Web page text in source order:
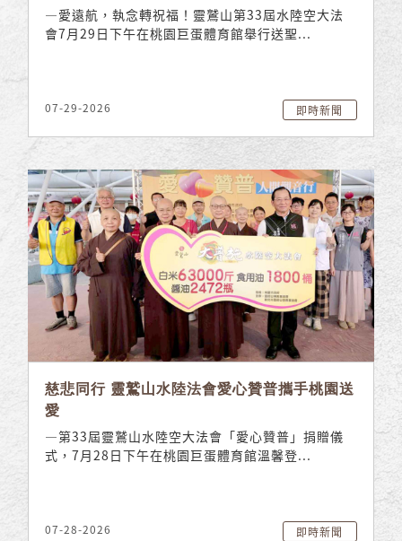
—愛遠航，執念轉祝福！靈鷲山第33屆水陸空大法
會7月29日下午在桃園巨蛋體育館舉行送聖...
07-29-2026 即時新聞
慈悲同行 靈鷲山水陸法會愛心贊普攜手桃園送
愛
—第33屆靈鷲山水陸空大法會「愛心贊普」捐贈儀
式，7月28日下午在桃園巨蛋體育館溫馨登...
07-28-2026 即時新聞